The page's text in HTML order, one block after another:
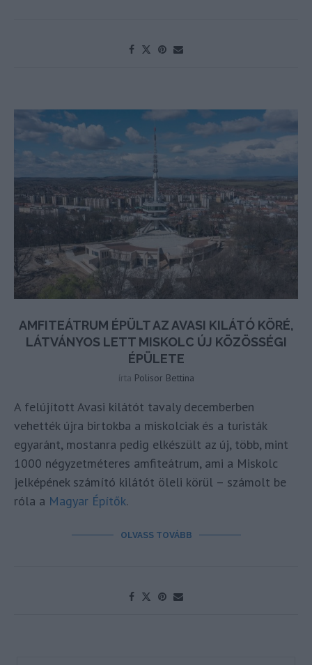
AMFITEÁTRUM ÉPÜLT AZ AVASI KILÁTÓ KÖRÉ,
LÁTVÁNYOS LETT MISKOLC ÚJ KÖZÖSSÉGI
ÉPÜLETE
írta Polisor Bettina
A felújított Avasi kilátót tavaly decemberben
vehették újra birtokba a miskolciak és a turisták
egyaránt, mostanra pedig elkészült az új, több, mint
1000 négyzetméteres amfiteátrum, ami a Miskolc
jelképének számító kilátót öleli körül – számolt be
róla a Magyar Építők.
OLVASS TOVÁBB